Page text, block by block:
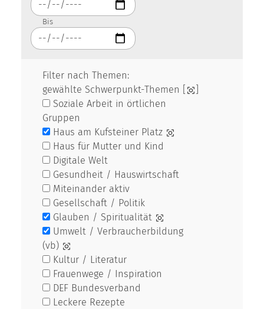
Bis
Filter nach Themen:
gewählte Schwerpunkt-Themen [
Soziale Arbeit in örtlichen
Gruppen
Haus am Kufsteiner Platz
Haus für Mutter und Kind
Digitale Welt
Gesundheit / Hauswirtschaft
Miteinander aktiv
Gesellschaft / Politik
Glauben / Spiritualität
Umwelt / Verbraucherbildung
(vb)
Kultur / Literatur
Frauenwege / Inspiration
DEF Bundesverband
Leckere Rezepte